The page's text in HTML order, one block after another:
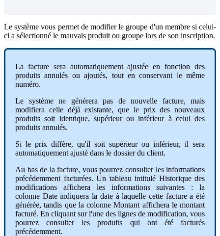
Le système vous permet de modifier le groupe d'un membre si celui-
ci a sélectionné le mauvais produit ou groupe lors de son inscription.
La facture sera automatiquement ajustée en fonction des
produits annulés ou ajoutés, tout en conservant le même
numéro.
Le
système ne générera pas de nouvelle facture,
mais
modifiera celle déjà existante, que le prix des nouveaux
produits soit identique, supérieur ou inférieur à celui des
produits annulés.
Si le prix diffère, qu'il soit supérieur ou inférieur, il sera
automatiquement ajusté dans le dossier du client.
Au bas de la facture, vous pourrez consulter les informations
précédemment facturées. Un tableau intitulé Historique des
modifications
affichera les informations suivantes :
la
colonne Date indiquera la date à laquelle cette facture a été
générée, tandis que la colonne Montant affichera le montant
facturé. En cliquant sur l'une des lignes de modification, vous
pourrez
consulter les produits qui ont été facturés
précédemment.